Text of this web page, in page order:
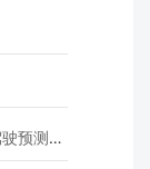
挑战赛